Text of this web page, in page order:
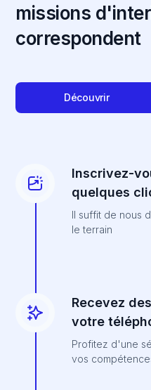
missions
correspondent
Découvrir
Inscrivez-
quelques
Il suffit de nous
le terrain
Recevez
votre
Profitez d'une
vos